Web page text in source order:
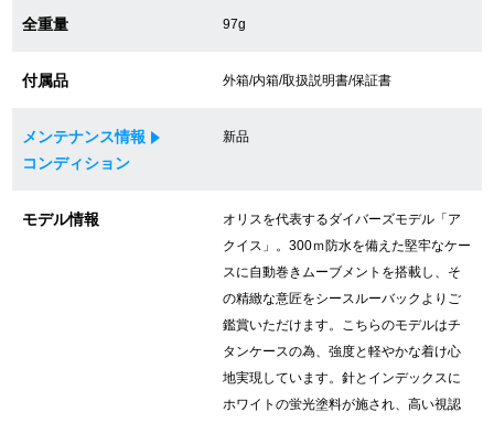
修理・メンテナンスをご希望の方
修理依頼をする
修理・メンテンナンスについて
全重量 97g
付属品 外箱/内箱/取扱説明書/保証書
メンテナンス情報
コンディション
新品
モデル情報
オリスを代表するダイバーズモデル「ア
クイス」。300ｍ防水を備えた堅牢なケー
スに自動巻きムーブメントを搭載し、そ
の精緻な意匠をシースルーバックよりご
鑑賞いただけます。こちらのモデルはチ
タンケースの為、強度と軽やかな着け心
地実現しています。針とインデックスに
ホワイトの蛍光塗料が施され、高い視認